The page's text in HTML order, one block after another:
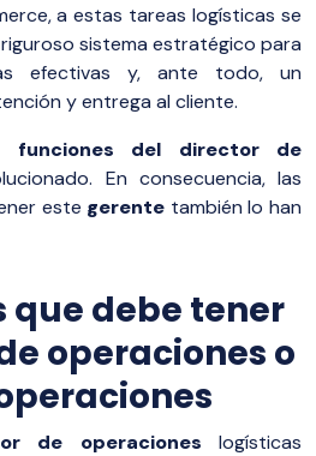
a estas tareas logísticas se
sistema estratégico para
efectivas y, ante todo, un
y entrega al cliente.
funciones del director de
En consecuencia, las
este gerente también lo han
que debe tener
operaciones o
de operaciones logísticas